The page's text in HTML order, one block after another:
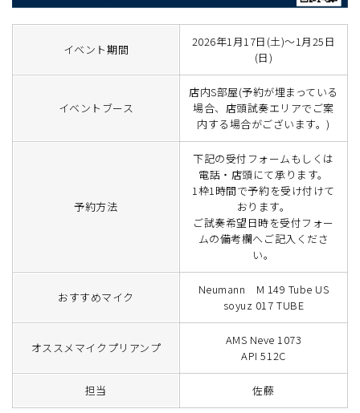
イベント期間
2026年1月17日(土)～1月25日
(日)
イベントブース
店内S部屋(予約が埋まっている
場合、店頭試奏エリアでご案
内する場合がございます。)
予約方法
下記の受付フォームもしくは
電話・店頭にて承ります。
1枠1時間で予約を受け付けて
おります。
ご試奏希望日時を受付フォー
ムの備考欄へご記入くださ
い。
おすすめマイク
Neumann M 149 Tube US
soyuz 017 TUBE
オススメマイクプリアンプ
AMS Neve 1073
API 512C
担当 佐藤